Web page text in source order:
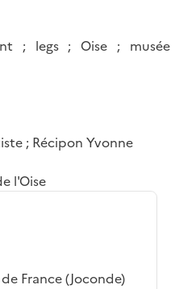
; legs ; Oise ; musée
; Récipon Yvonne
l'Oise
France (Joconde)